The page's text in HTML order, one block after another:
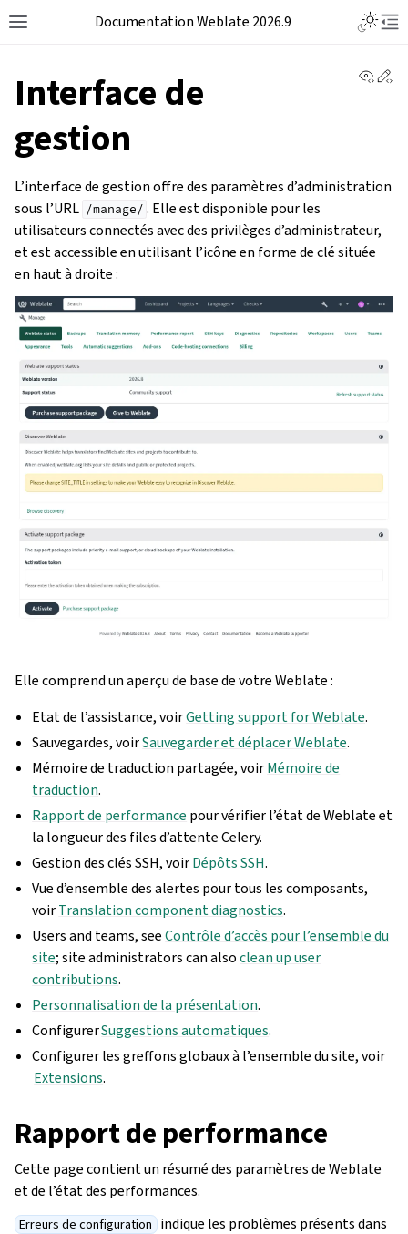
Documentation Weblate 2026.9
Interface de
gestion
L’interface de gestion offre des paramètres d’administration
sous l’URL /manage/ . Elle est disponible pour les
utilisateurs connectés avec des privilèges d’administrateur,
et est accessible en utilisant l’icône en forme de clé située
en haut à droite :
Elle comprend un aperçu de base de votre Weblate :
Etat de l’assistance, voirGetting support for Weblate.
Sauvegardes, voirSauvegarder et déplacer Weblate.
Mémoire de traduction partagée, voirMémoire de
traduction.
Rapport de performance pour vérifier l’état de Weblate et
la longueur des files d’attente Celery.
Gestion des clés SSH, voirDépôts SSH.
Vue d’ensemble des alertes pour tous les composants,
voirTranslation component diagnostics.
Users and teams, seeContrôle d’accès pour l’ensemble du
site; site administrators can alsoclean up user
contributions.
Personnalisation de la présentation.
ConfigurerSuggestions automatiques.
Configurer les greffons globaux à l’ensemble du site, voir
Extensions.
Rapport de performance
Cette page contient un résumé des paramètres de Weblate
et de l’état des performances.
Erreurs de configuration indique les problèmes présents dans